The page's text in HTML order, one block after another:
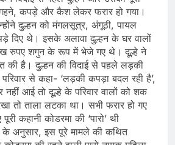
गहने, कपड़े और कैश लेकर फरार हो गया।
दुल्हन को मंगलसूत्र, अंगूठी, पायल
दिए थे। इसके अलावा दुल्हन के घर वालों
रुपए शगुन के रूप में भेजे गए थे। दूल्हे ने
की है। दुल्हन की विदाई से पहले लड़की
से कहा- ‘लड़की कपड़ा बदल रही है’,
आई तो दूल्हे के परिवार वालों को शक
तो ताला लटका था। सभी फरार हो गए
कहानी ​कोडरमा की ‘पारो’ थी
के अनुसार, इस पूरे मामले की कथित